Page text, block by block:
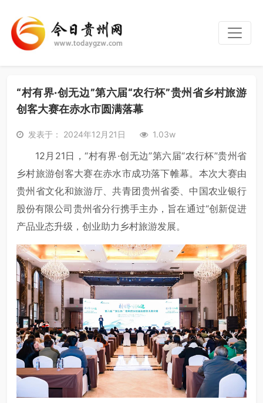
“村有界·创无边”第六届“农行杯”贵州省乡村旅游
创客大赛在赤水市圆满落幕
发表于： 2024年12月21日 1.03w
12月21日，“村有界·创无边”第六届“农行杯”贵州省
乡村旅游创客大赛在赤水市成功落下帷幕。本次大赛由
贵州省文化和旅游厅、共青团贵州省委、中国农业银行
股份有限公司贵州省分行携手主办，旨在通过“创新促进
产品业态升级，创业助力乡村旅游发展。